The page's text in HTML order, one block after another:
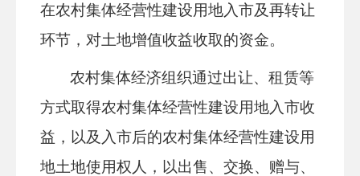
在农村集体经营性建设用地入市及再转让
环节，对土地增值收益收取的资金。
农村集体经济组织通过出让、租赁等
方式取得农村集体经营性建设用地入市收
益，以及入市后的农村集体经营性建设用
地土地使用权人，以出售、交换、赠与、